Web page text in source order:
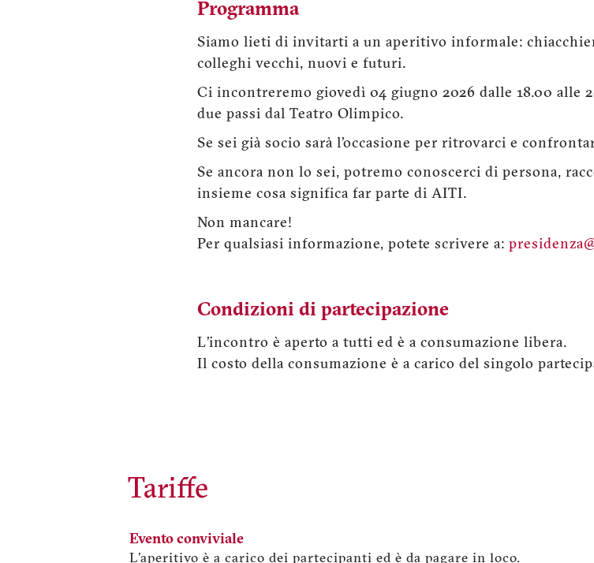
Programma
Siamo lieti di invitarti a un aperitivo informale:
colleghi vecchi, nuovi e futuri.
Ci incontreremo giovedì 04 giugno 2026 dalle 18.00 alle
due passi dal Teatro Olimpico.
Se sei già socio sarà l’occasione per ritrovarci e
Se ancora non lo sei, potremo conoscerci di persona,
insieme cosa significa far parte di AITI.
Non mancare!
Per qualsiasi informazione, potete scrivere a:
Condizioni di partecipazione
L’incontro è aperto a tutti ed è a consumazione libera.
Il costo della consumazione è a carico del singolo
Tariffe
Evento conviviale
L'aperitivo è a carico dei partecipanti ed è da pagare in loco.